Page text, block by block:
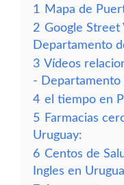
1
Mapa de
2 Google Street
Departamento
3 Vídeos
- Departamento
4 el tiempo en
5 Farmacias
Uruguay:
6 Centos de
Ingles en